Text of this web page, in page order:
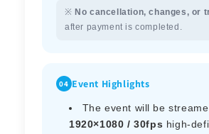
※ No cancellation, changes, or
after payment is completed.
04 Event Highlights
The event will be
1920×1080 / 30fps high-